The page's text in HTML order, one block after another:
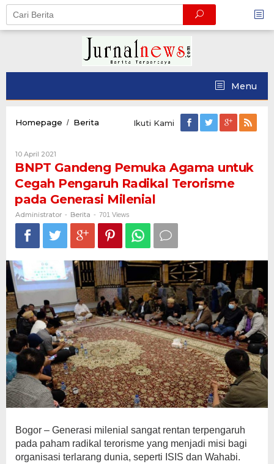
Skip
content
Menu
Homepage / Berita
untuk
Cegah
Pengaruh
Radikal
Generasi
Milenial
Ikuti Kami
10 April 2021
Administrator
BNPT Gandeng Pemuka Agama untuk
Cegah Pengaruh Radikal Terorisme
pada Generasi Milenial
Administrator - Berita - 701 Views
Bogor – Generasi milenial sangat rentan terpengaruh
pada paham radikal terorisme yang menjadi misi bagi
organisasi terlarang dunia, seperti ISIS dan Wahabi.